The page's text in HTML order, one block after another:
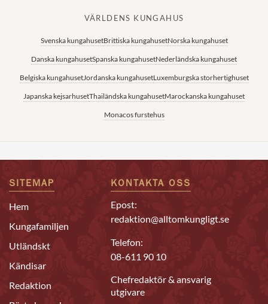
VÄRLDENS KUNGAHUS
Svenska kungahusetBrittiska kungahusetNorska kungahuset
Danska kungahusetSpanska kungahusetNederländska kungahuset
Belgiska kungahusetJordanska kungahusetLuxemburgska storhertighuset
Japanska kejsarhusetThailändska kungahusetMarockanska kungahuset
Monacos furstehus
SITEMAP
Hem
Kungafamiljen
Utländskt
Kändisar
Redaktion
KONTAKTA OSS
Epost:
redaktion@alltomkungligt.se
Telefon:
08-611 90 10
Chefredaktör & ansvarig
utgivare